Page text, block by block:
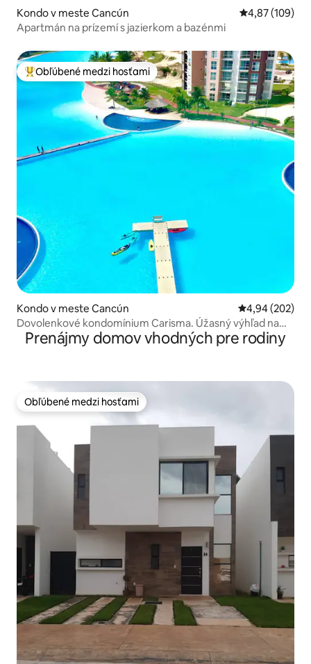
Kondo v meste Cancún Priemerné
4,87 (109)
Apartmán na prízemí s jazierkom a bazénmi
Najobľúbenejšie medzi hosťami
Obľúbené medzi hosťami
Kondo v meste Cancún Priemerné
4,94 (202)
Dovolenkové kondomínium Carisma. Úžasný výhľad na
tyrkysové more!!!
Prenájmy domov vhodných pre rodiny
Obľúbené medzi hosťami
Obľúbené medzi hosťami